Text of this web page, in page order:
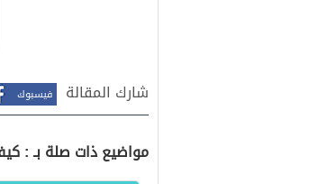
شارك المقالة فيسبوك
مواضيع ذات صلة بـ :